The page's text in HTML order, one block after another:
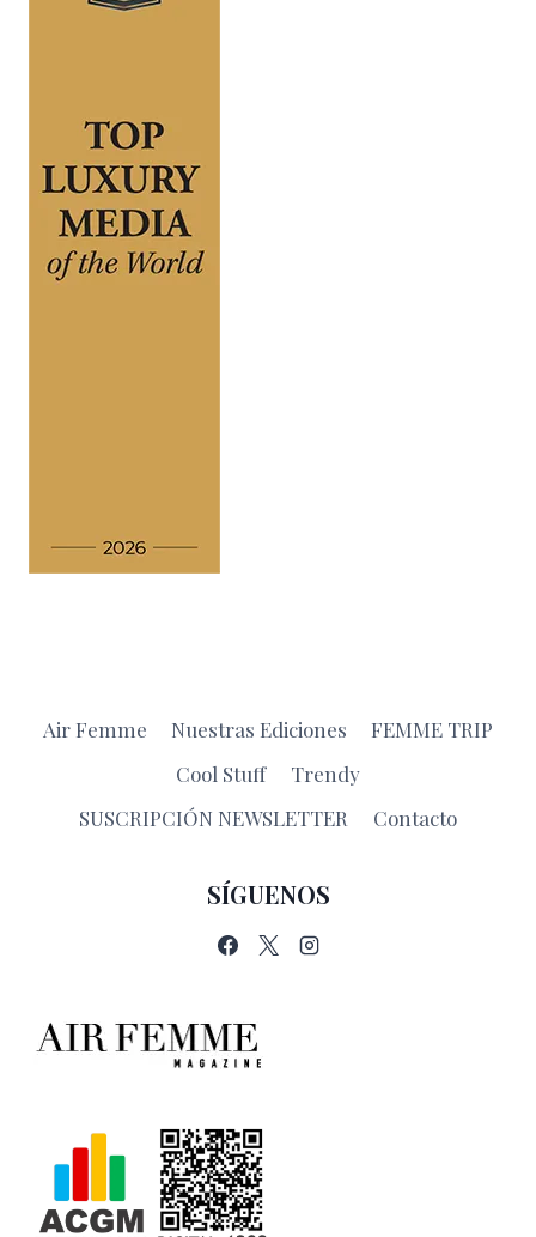
Air Femme Nuestras Ediciones
FEMME TRIP
Cool Stuff
Trendy
SUSCRIPCIÓN NEWSLETTER
Contacto
SÍGUENOS